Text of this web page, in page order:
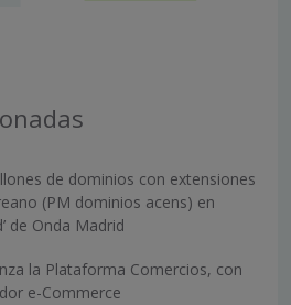
de dominios con extensiones
(PM dominios acens) en
de Onda Madrid
la Plataforma Comercios, con
e-Commerce